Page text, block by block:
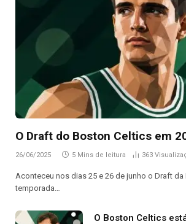
O Draft do Boston Celtics em
26/06/2025 5 Mins de leitura 363
Aconteceu nos dias 25 e 26 de junho o Draft da
temporada…
O Boston Celtics